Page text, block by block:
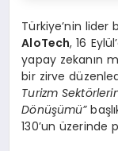
Türkiye’nin
AloTech, 16
yapay zekanın
bir zirve
Turizm Sektö
Dönüşümü”
130’un